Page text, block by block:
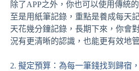
除了APP之外，你也可以使用傳統
至是用紙筆記錄，重點是養成每天
天花幾分鐘記錄，長期下來，你會
況有更清晰的認識，也能更有效地
2. 擬定預算：為每一筆錢找到歸宿